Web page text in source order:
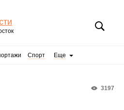
Спорт Еще
3197